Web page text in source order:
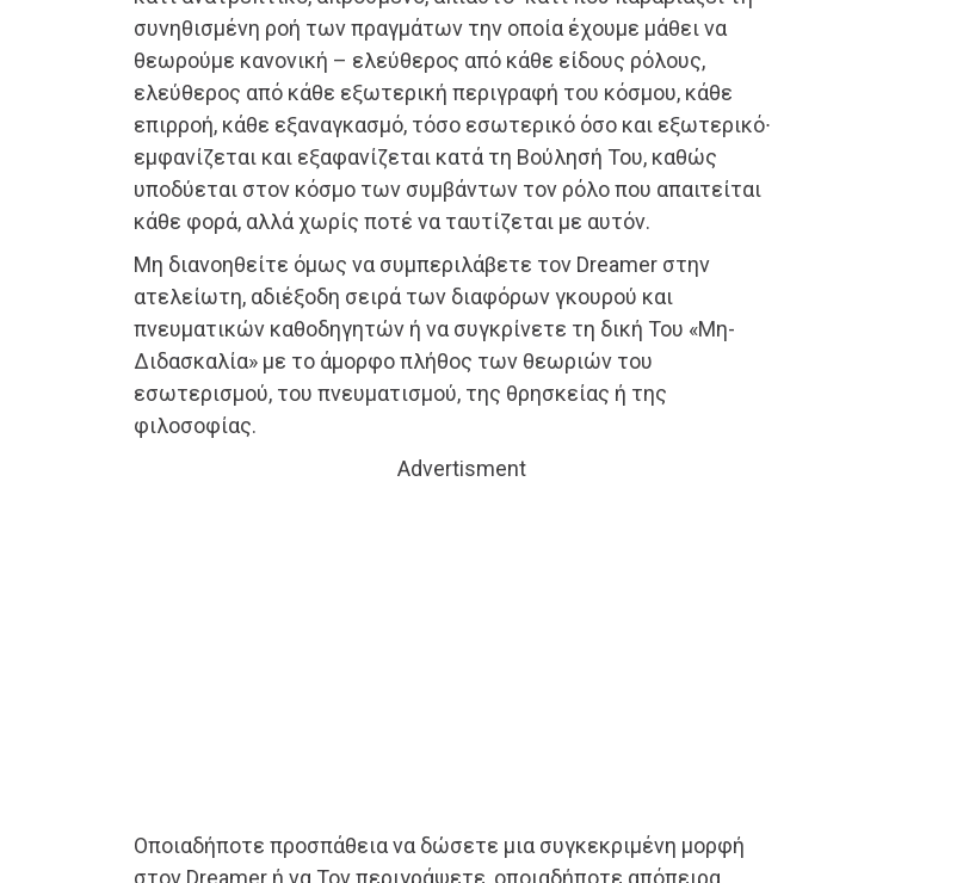
συνηθισμένη ροή των πραγμάτων την οποία έχουμε μάθει να
θεωρούμε κανονική – ελεύθερος από κάθε είδους ρόλους,
ελεύθερος από κάθε εξωτερική περιγραφή του κόσμου, κάθε
επιρροή, κάθε εξαναγκασμό, τόσο εσωτερικό όσο και εξωτερικό∙
εμφανίζεται και εξαφανίζεται κατά τη Βούλησή Του, καθώς
υποδύεται στον κόσμο των συμβάντων τον ρόλο που απαιτείται
κάθε φορά, αλλά χωρίς ποτέ να ταυτίζεται με αυτόν.
Μη διανοηθείτε όμως να συμπεριλάβετε τον Dreamer στην
ατελείωτη, αδιέξοδη σειρά των διαφόρων γκουρού και
πνευματικών καθοδηγητών ή να συγκρίνετε τη δική Του «Μη-
Διδασκαλία» με το άμορφο πλήθος των θεωριών του
εσωτερισμού, του πνευματισμού, της θρησκείας ή της
φιλοσοφίας.
Advertisment
Οποιαδήποτε προσπάθεια να δώσετε μια συγκεκριμένη μορφή
στον Dreamer ή να Τον περιγράψετε, οποιαδήποτε απόπειρα